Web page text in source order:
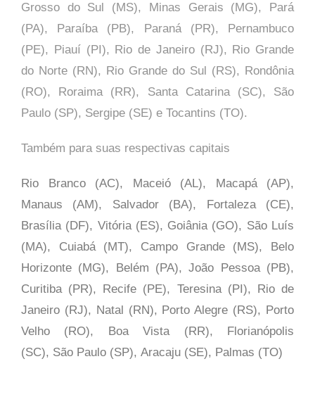
Grosso do Sul (MS), Minas Gerais (MG), Pará
(PA), Paraíba (PB), Paraná (PR), Pernambuco
(PE), Piauí (PI), Rio de Janeiro (RJ), Rio Grande
do Norte (RN), Rio Grande do Sul (RS), Rondônia
(RO), Roraima (RR), Santa Catarina (SC), São
Paulo (SP), Sergipe (SE) e Tocantins (TO).
Também para suas respectivas capitais
Rio Branco (AC), Maceió (AL), Macapá (AP),
Manaus (AM), Salvador (BA), Fortaleza (CE),
Brasília (DF), Vitória (ES), Goiânia (GO), São Luís
(MA), Cuiabá (MT), Campo Grande (MS), Belo
Horizonte (MG), Belém (PA), João Pessoa (PB),
Curitiba (PR), Recife (PE), Teresina (PI), Rio de
Janeiro (RJ), Natal (RN), Porto Alegre (RS), Porto
Velho (RO), Boa Vista (RR), Florianópolis
(SC), São Paulo (SP), Aracaju (SE), Palmas (TO)